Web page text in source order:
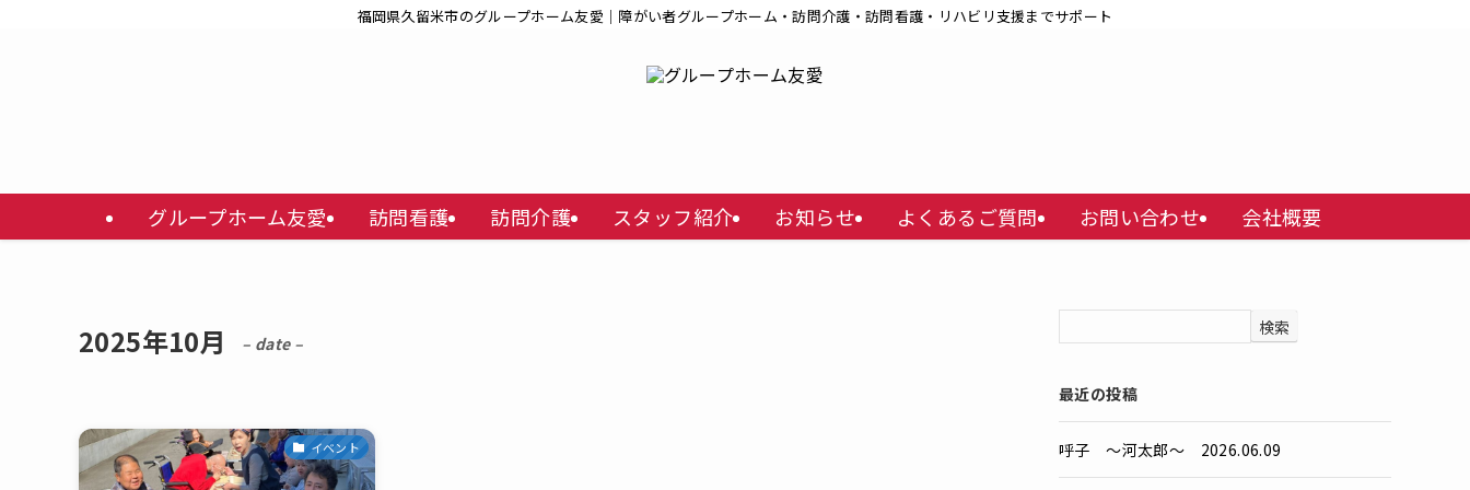
福岡県久留米市のグループホーム友愛｜障がい者グループホーム・訪問介護・訪問看護・リハビリ支援までサポート
グループホーム友愛 訪問看護 訪問介護 スタッフ紹介 お知らせ よくあるご質問 お問い合わせ 会社概要
2025年10月 – date –
イベント
検索
最近の投稿
呼子 ～河太郎～ 2026.06.09